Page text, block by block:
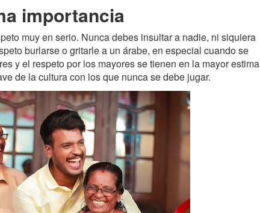
importancia
muy en serio. Nunca debes insultar a nadie, ni siquiera
burlarse o gritarle a un árabe, en especial cuando se
y el respeto por los mayores se tienen en la mayor estima
de la cultura con los que nunca se debe jugar.